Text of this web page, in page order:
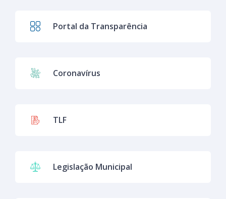
Portal da Transparência
Coronavírus
TLF
Legislação Municipal